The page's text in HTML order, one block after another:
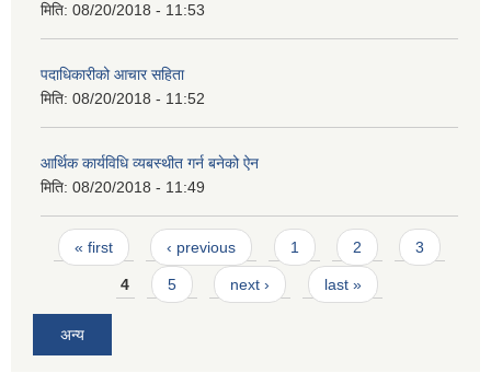
मिति: 08/20/2018 - 11:53
पदाधिकारीको आचार सहिता
मिति: 08/20/2018 - 11:52
आर्थिक कार्यविधि व्यबस्थीत गर्न बनेको ऐन
मिति: 08/20/2018 - 11:49
Pages
« first ‹ previous 1 2 3
4 5 next › last »
अन्य